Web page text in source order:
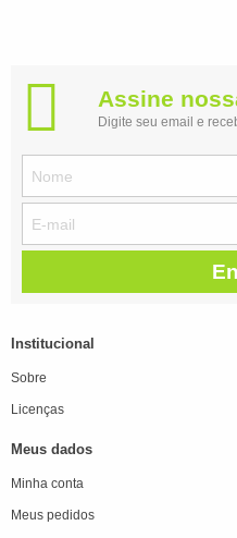
Assine
Digite seu email e
Institucional
Sobre
Licenças
Meus dados
Minha conta
Meus pedidos